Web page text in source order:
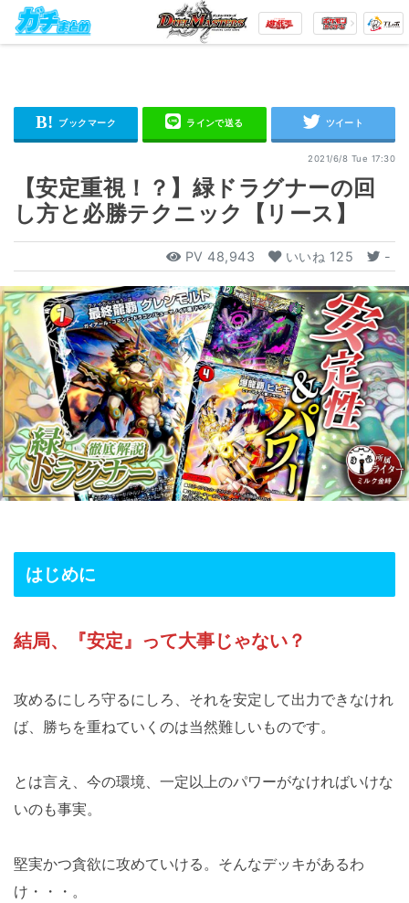
2021/6/8 Tue 17:30
【安定重視！？】緑ドラグナーの回
し方と必勝テクニック【リース】
PV 48,943 いいね 125 -
はじめに
結局、『安定』って大事じゃない？
攻めるにしろ守るにしろ、それを安定して出力できなけれ
ば、勝ちを重ねていくのは当然難しいものです。
とは言え、今の環境、一定以上のパワーがなければいけな
いのも事実。
堅実かつ貪欲に攻めていける。そんなデッキがあるわ
け・・・。